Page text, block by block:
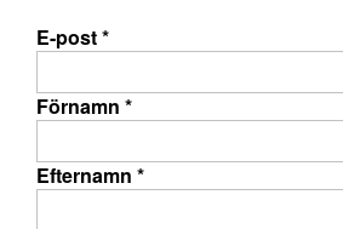
E-post*
Förnamn *
Efternamn *